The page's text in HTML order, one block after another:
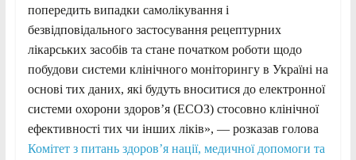
попередить випадки самолікування і
безвідповідального застосування рецептурних
лікарських засобів та стане початком роботи щодо
побудови системи клінічного моніторингу в Україні на
основі тих даних, які будуть вноситися до електронної
системи охорони здоров’я (ЕСОЗ) стосовно клінічної
ефективності тих чи інших ліків», — розказав голова
Комітет з питань здоров’я нації, медичної допомоги та